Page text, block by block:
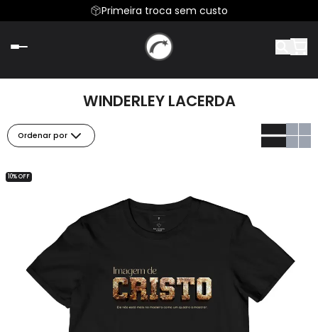
Primeira troca sem custo
WINDERLEY LACERDA
Ordenar por
10% OFF